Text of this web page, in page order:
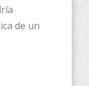
de un